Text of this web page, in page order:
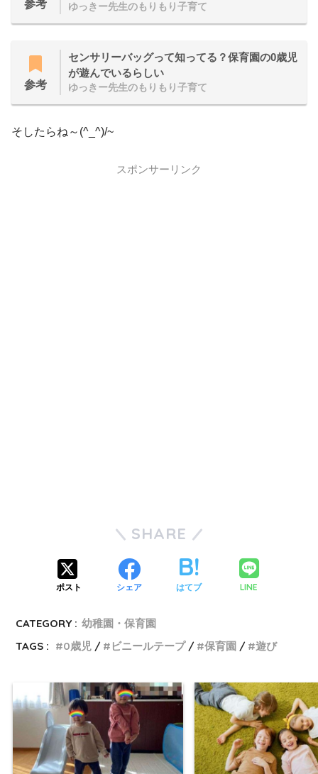
参考 ゆっきー先生のもりもり子育て
参考
センサリーバッグって知ってる？保育園の0歳児
が遊んでいるらしい
ゆっきー先生のもりもり子育て
そしたらね～(^_^)/~
スポンサーリンク
SHARE
ポスト シェア はてブ LINE
CATEGORY : 幼稚園・保育園
TAGS :
0歳児 ビニールテープ 保育園 遊び